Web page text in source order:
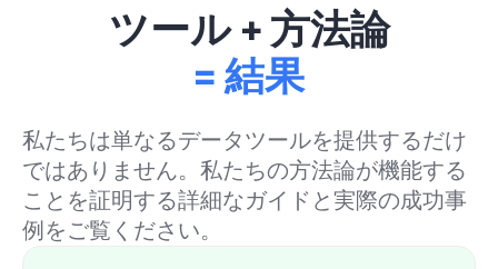
ツール + 方法論
= 結果
私たちは単なるデータツールを提供するだけ
ではありません。私たちの方法論が機能する
ことを証明する詳細なガイドと実際の成功事
例をご覧ください。